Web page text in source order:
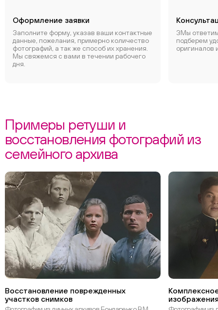
Оформление заявки
Заполните форму, указав ваши контактные
данные, пожелания, примерно количество
фотографий, а так же способ их хранения.
Мы свяжемся с вами в течении рабочего
дня.
ЗМы
подберем
оригиналов
Примеры ретуши и
восстановления фотографий из
семейного архива
Восстановление поврежденных
участков снимков